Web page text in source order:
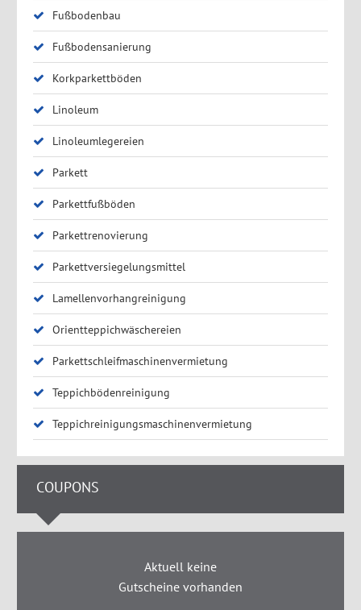
Fußbodenbau
Fußbodensanierung
Korkparkettböden
Linoleum
Linoleumlegereien
Parkett
Parkettfußböden
Parkettrenovierung
Parkettversiegelungsmittel
Lamellenvorhangreinigung
Orientteppichwäschereien
Parkettschleifmaschinenvermietung
Teppichbödenreinigung
Teppichreinigungsmaschinenvermietung
COUPONS
Aktuell keine
Gutscheine vorhanden